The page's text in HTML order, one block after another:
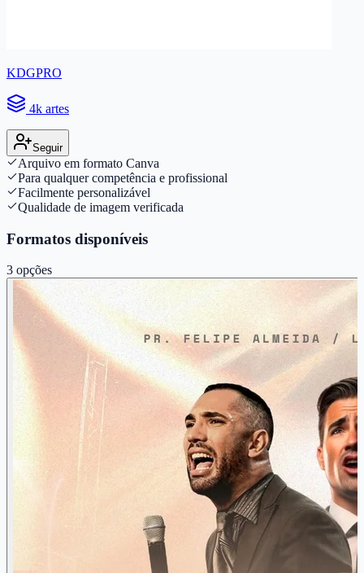
KDGPRO
4k artes
Seguir
Arquivo em formato Canva
Para qualquer competência e profissional
Facilmente personalizável
Qualidade de imagem verificada
Formatos disponíveis
3 opções